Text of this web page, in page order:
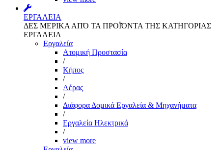
ΕΡΓΑΛΕΙΑ
ΔΕΣ ΜΕΡΙΚΑ ΑΠΌ ΤΑ ΠΡΟΪΌΝΤΑ ΤΗΣ ΚΑΤΗΓΟΡΙΑΣ
ΕΡΓΑΛΕΙΑ
Εργαλεία
Aτομική Προστασία
/
Kήπος
/
Αέρας
/
Διάφορα Δομικά Εργαλεία & Μηχανήματα
/
Εργαλεία Ηλεκτρικά
/
view more